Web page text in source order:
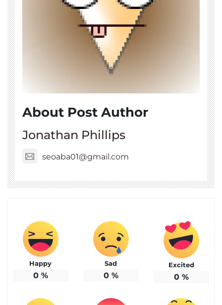
About Post Author
Jonathan Phillips
seoaba01@gmail.com
Happy
0%
Sad
0%
Excited
0%